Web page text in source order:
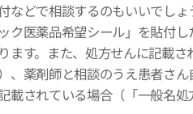
などで相談するのもいいでし
ク医薬品希望シール」を貼付
ます。また、処方せんに記載
、薬剤師と相談のうえ患者さ
載されている場合（「一般名